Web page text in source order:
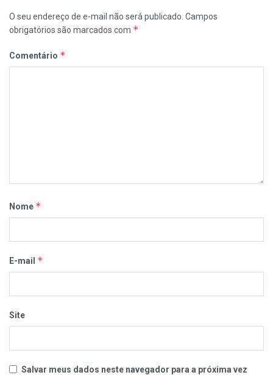
O seu endereço de e-mail não será publicado. Campos
obrigatórios são marcados com *
Comentário *
Nome *
E-mail *
Site
Salvar meus dados neste navegador para a próxima vez